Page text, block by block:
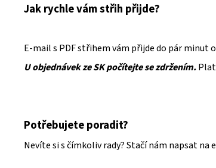
Jak rychle vám střih přijde?
E-mail s PDF střihem vám přijde do pár minut
U objednávek ze SK počítejte se zdržením.
Potřebujete poradit?
Nevíte si s čímkoliv rady? Stačí nám napsat na